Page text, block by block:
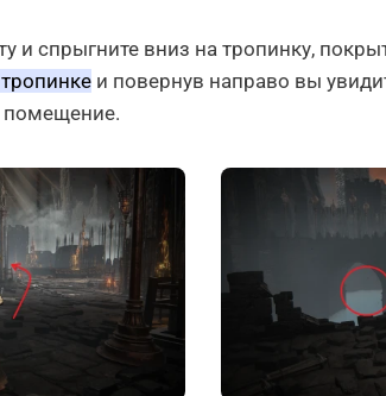
и спрыгните вниз на тропинку,
и повернув направо вы
помещение.